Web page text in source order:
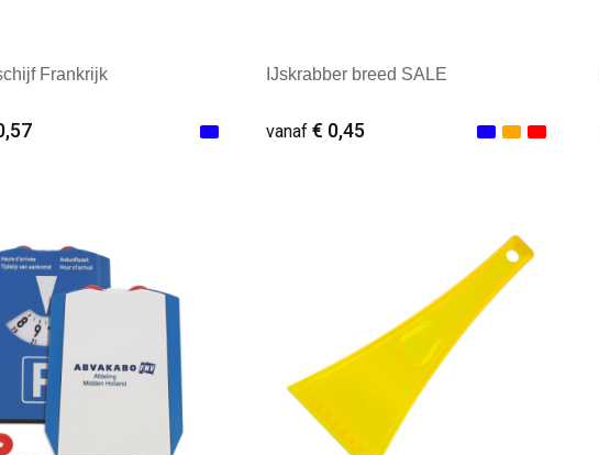
Frankrijk
afname: 1
IJskrabber breed SALE
vanaf€ 0,45